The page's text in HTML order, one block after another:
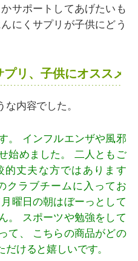
サポートしてあげたいも
にくサプリが子供にどう
リ、子供にオススメ
内容でした。
。
インフルエンザや風邪
始めました。 二人ともご
的丈夫な方ではあります
クラブチームに入ってお
曜日の朝はぼーっとして
。
スポーツや勉強をして
て、
こちらの商品がどの
けると嬉しいです。